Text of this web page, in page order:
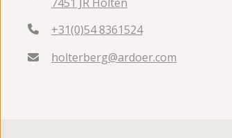
+31(0)54 8361524
holterberg@ardoer.com